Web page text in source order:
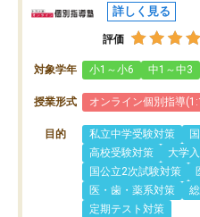
詳しく見る
評価
対象学年 小1～小6 中1～中3
授業形式 オンライン個別指導
目的 私立中学受験対策
高校受験対策
大学
国公立2次試験対策
医・歯・薬系対策
定期テスト対策